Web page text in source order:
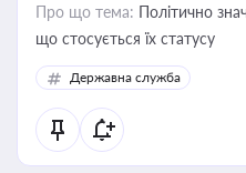
Про що тема: Політично
що стосується їх статусу
Державна служба